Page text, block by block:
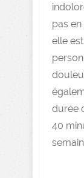
pas
elle
durée
40